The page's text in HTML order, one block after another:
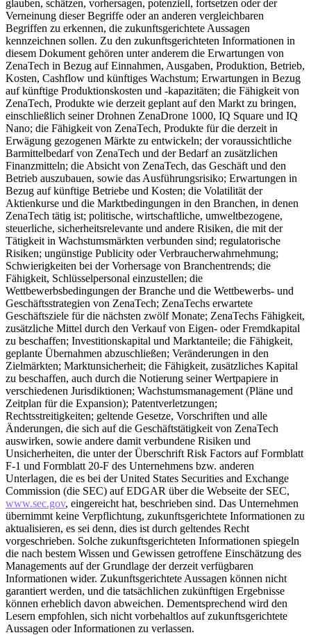
glauben, schätzen, vorhersagen, potenziell, fortsetzen oder der
Verneinung dieser Begriffe oder an anderen vergleichbaren
Begriffen zu erkennen, die zukunftsgerichtete Aussagen
kennzeichnen sollen. Zu den zukunftsgerichteten Informationen in
diesem Dokument gehören unter anderem die Erwartungen von
ZenaTech in Bezug auf Einnahmen, Ausgaben, Produktion, Betrieb,
Kosten, Cashflow und künftiges Wachstum; Erwartungen in Bezug
auf künftige Produktionskosten und -kapazitäten; die Fähigkeit von
ZenaTech, Produkte wie derzeit geplant auf den Markt zu bringen,
einschließlich seiner Drohnen ZenaDrone 1000, IQ Square und IQ
Nano; die Fähigkeit von ZenaTech, Produkte für die derzeit in
Erwägung gezogenen Märkte zu entwickeln; der voraussichtliche
Barmittelbedarf von ZenaTech und der Bedarf an zusätzlichen
Finanzmitteln; die Absicht von ZenaTech, das Geschäft und den
Betrieb auszubauen, sowie das Ausführungsrisiko; Erwartungen in
Bezug auf künftige Betriebe und Kosten; die Volatilität der
Aktienkurse und die Marktbedingungen in den Branchen, in denen
ZenaTech tätig ist; politische, wirtschaftliche, umweltbezogene,
steuerliche, sicherheitsrelevante und andere Risiken, die mit der
Tätigkeit in Wachstumsmärkten verbunden sind; regulatorische
Risiken; ungünstige Publicity oder Verbraucherwahrnehmung;
Schwierigkeiten bei der Vorhersage von Branchentrends; die
Fähigkeit, Schlüsselpersonal einzustellen; die
Wettbewerbsbedingungen der Branche und die Wettbewerbs- und
Geschäftsstrategien von ZenaTech; ZenaTechs erwartete
Geschäftsziele für die nächsten zwölf Monate; ZenaTechs Fähigkeit,
zusätzliche Mittel durch den Verkauf von Eigen- oder Fremdkapital
zu beschaffen; Investitionskapital und Marktanteile; die Fähigkeit,
geplante Übernahmen abzuschließen; Veränderungen in den
Zielmärkten; Marktunsicherheit; die Fähigkeit, zusätzliches Kapital
zu beschaffen, auch durch die Notierung seiner Wertpapiere in
verschiedenen Jurisdiktionen; Wachstumsmanagement (Pläne und
Zeitplan für die Expansion); Patentverletzungen;
Rechtsstreitigkeiten; geltende Gesetze, Vorschriften und alle
Änderungen, die sich auf die Geschäftstätigkeit von ZenaTech
auswirken, sowie andere damit verbundene Risiken und
Unsicherheiten, die unter der Überschrift Risk Factors auf Formblatt
F-1 und Formblatt 20-F des Unternehmens bzw. anderen
Unterlagen, die es bei der United States Securities and Exchange
Commission (die SEC) auf EDGAR über die Webseite der SEC,
www.sec.gov, eingereicht hat, beschrieben sind. Das Unternehmen
übernimmt keine Verpflichtung, zukunftsgerichtete Informationen zu
aktualisieren, es sei denn, dies ist durch geltendes Recht
vorgeschrieben. Solche zukunftsgerichteten Informationen spiegeln
die nach bestem Wissen und Gewissen getroffene Einschätzung des
Managements auf der Grundlage der derzeit verfügbaren
Informationen wider. Zukunftsgerichtete Aussagen können nicht
garantiert werden, und die tatsächlichen zukünftigen Ergebnisse
können erheblich davon abweichen. Dementsprechend wird den
Lesern empfohlen, sich nicht vorbehaltlos auf zukunftsgerichtete
Aussagen oder Informationen zu verlassen.